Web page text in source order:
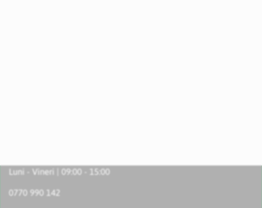
Luni - Vineri | 09:00 - 15:00
0770 990 142